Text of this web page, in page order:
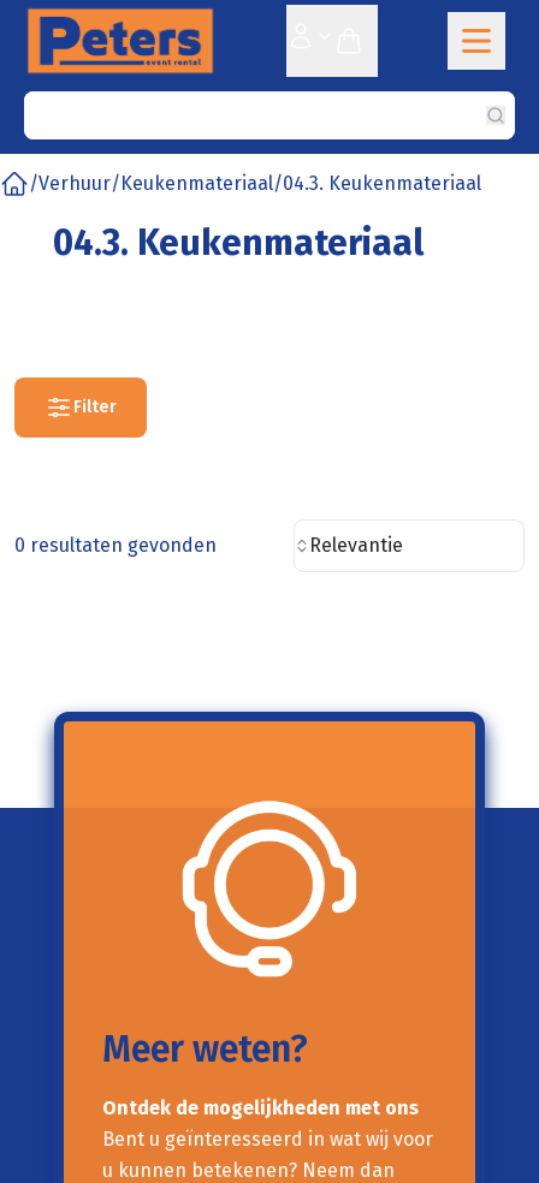
/Verhuur/Keukenmateriaal/04.3. Keukenmateriaal
04.3. Keukenmateriaal
Filter
0 resultaten gevonden Relevantie
Meer weten?
Ontdek de mogelijkheden met ons
Bent u geïnteresseerd in wat wij voor
u kunnen betekenen? Neem dan